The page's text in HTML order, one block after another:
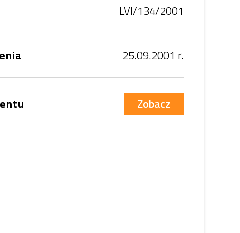
LVI/134/2001
25.09.2001 r.
Zobacz